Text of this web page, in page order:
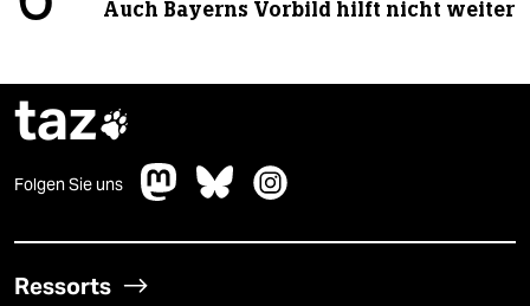
Auch Bayerns Vorbild hilft nicht weiter
taz
Folgen Sie uns
Ressorts